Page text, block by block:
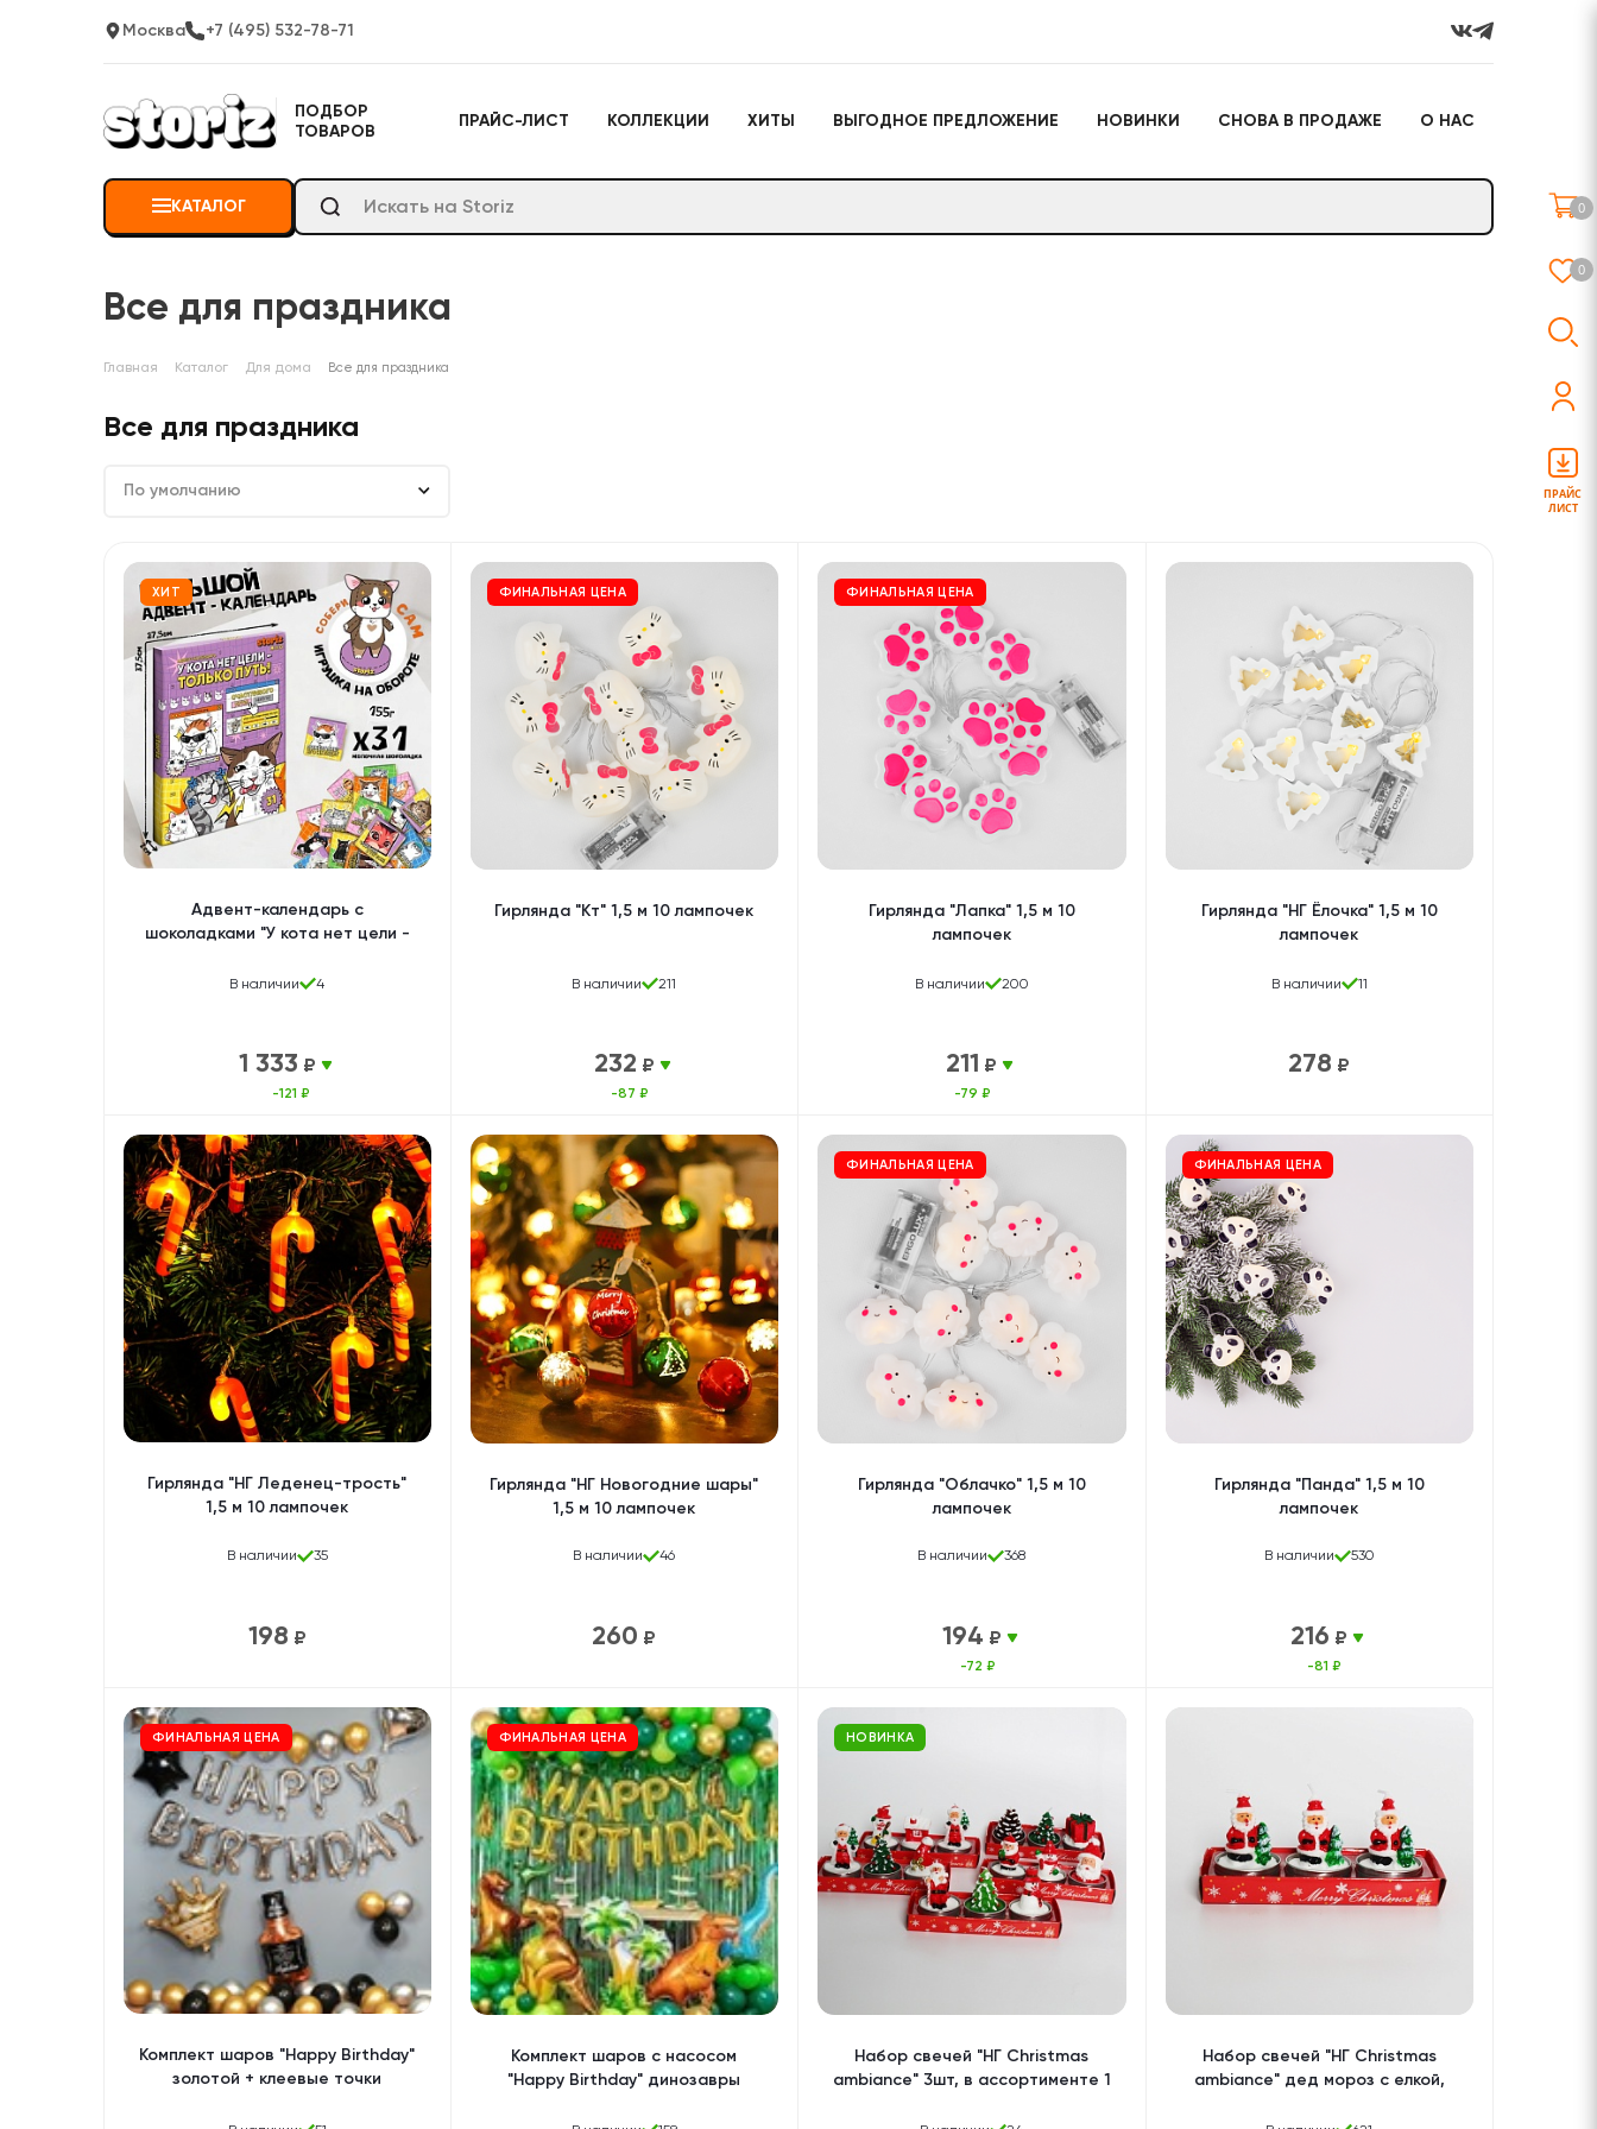
Москва +7 (495) 532-78-71
ПОДБОР
ТОВАРОВ
ПРАЙС-ЛИСТ КОЛЛЕКЦИИ ХИТЫ ВЫГОДНОЕ ПРЕДЛОЖЕНИЕ НОВИНКИ СНОВА В ПРОДАЖЕ О НАС
КАТАЛОГ
Декоративные подушки
Мягкие игрушки
Игрушки
Actiontoys
Антистрессы
Игрушки для активного
Мягкие брелоки
Настольные игры
Подарочные наборы
Слайм
Все для праздника
Главная Каталог Для дома Все для праздника
Все для праздника
По умолчанию
ХИТ
В наличии 4
Адвент-календарь с
шоколадками "У кота нет цели -
1 333 ₽
-121 ₽
ФИНАЛЬНАЯ ЦЕНА
В наличии 211
Гирлянда "Кт" 1,5 м 10 лампочек
232 ₽
-87 ₽
ФИНАЛЬНАЯ ЦЕНА
В наличии 200
Гирлянда "Лапка" 1,5 м 10
лампочек
211 ₽
-79 ₽
В наличии 11
Гирлянда "НГ Ёлочка" 1,5 м 10
лампочек
278 ₽
В наличии 35
Гирлянда "НГ Леденец-трость"
1,5 м 10 лампочек
198 ₽
В наличии 46
Гирлянда "НГ Новогодние шары"
1,5 м 10 лампочек
260 ₽
ФИНАЛЬНАЯ ЦЕНА
В наличии 368
Гирлянда "Облачко" 1,5 м 10
лампочек
194 ₽
-72 ₽
ФИНАЛЬНАЯ ЦЕНА
В наличии 530
Гирлянда "Панда" 1,5 м 10
лампочек
216 ₽
-81 ₽
ФИНАЛЬНАЯ ЦЕНА
Комплект шаров "Happy Birthday"
золотой + клеевые точки
ФИНАЛЬНАЯ ЦЕНА
Комплект шаров с насосом
"Happy Birthday" динозавры
НОВИНКА
Набор свечей "НГ Christmas
ambiance" 3шт, в ассортименте 1
Набор свечей "НГ Christmas
ambiance" дед мороз с елкой,
0
0
ПРАЙС
ЛИСТ